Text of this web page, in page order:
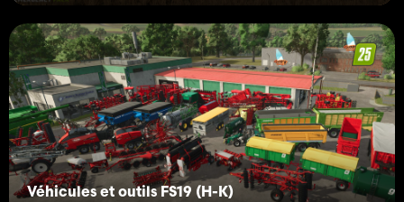
Véhicules et outils FS19 (H-K)